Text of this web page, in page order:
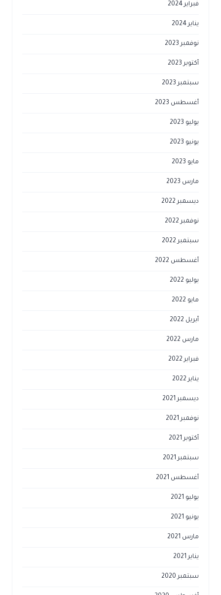
فبراير 2024
يناير 2024
نوفمبر 2023
أكتوبر 2023
سبتمبر 2023
أغسطس 2023
يوليو 2023
يونيو 2023
مايو 2023
مارس 2023
ديسمبر 2022
نوفمبر 2022
سبتمبر 2022
أغسطس 2022
يوليو 2022
مايو 2022
أبريل 2022
مارس 2022
فبراير 2022
يناير 2022
ديسمبر 2021
نوفمبر 2021
أكتوبر 2021
سبتمبر 2021
أغسطس 2021
يوليو 2021
يونيو 2021
مارس 2021
يناير 2021
سبتمبر 2020